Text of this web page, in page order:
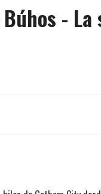
-